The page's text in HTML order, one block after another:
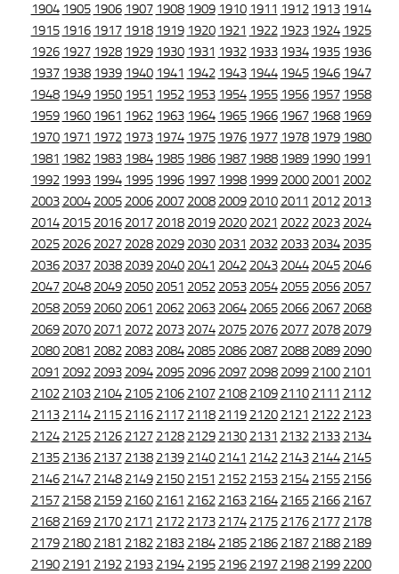
1904 1905 1906 1907 1908 1909 1910 1911 1912 1913 1914
1915 1916 1917 1918 1919 1920 1921 1922 1923 1924 1925
1926 1927 1928 1929 1930 1931 1932 1933 1934 1935 1936
1937 1938 1939 1940 1941 1942 1943 1944 1945 1946 1947
1948 1949 1950 1951 1952 1953 1954 1955 1956 1957 1958
1959 1960 1961 1962 1963 1964 1965 1966 1967 1968 1969
1970 1971 1972 1973 1974 1975 1976 1977 1978 1979 1980
1981 1982 1983 1984 1985 1986 1987 1988 1989 1990 1991
1992 1993 1994 1995 1996 1997 1998 1999 2000 2001 2002
2003 2004 2005 2006 2007 2008 2009 2010 2011 2012 2013
2014 2015 2016 2017 2018 2019 2020 2021 2022 2023 2024
2025 2026 2027 2028 2029 2030 2031 2032 2033 2034 2035
2036 2037 2038 2039 2040 2041 2042 2043 2044 2045 2046
2047 2048 2049 2050 2051 2052 2053 2054 2055 2056 2057
2058 2059 2060 2061 2062 2063 2064 2065 2066 2067 2068
2069 2070 2071 2072 2073 2074 2075 2076 2077 2078 2079
2080 2081 2082 2083 2084 2085 2086 2087 2088 2089 2090
2091 2092 2093 2094 2095 2096 2097 2098 2099 2100 2101
2102 2103 2104 2105 2106 2107 2108 2109 2110 2111 2112
2113 2114 2115 2116 2117 2118 2119 2120 2121 2122 2123
2124 2125 2126 2127 2128 2129 2130 2131 2132 2133 2134
2135 2136 2137 2138 2139 2140 2141 2142 2143 2144 2145
2146 2147 2148 2149 2150 2151 2152 2153 2154 2155 2156
2157 2158 2159 2160 2161 2162 2163 2164 2165 2166 2167
2168 2169 2170 2171 2172 2173 2174 2175 2176 2177 2178
2179 2180 2181 2182 2183 2184 2185 2186 2187 2188 2189
2190 2191 2192 2193 2194 2195 2196 2197 2198 2199 2200